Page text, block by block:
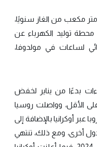
مكعب من الغاز سنويًا،
توليد الكهرباء عن
لساعات في مولدوفا،
بدءًا من يناير لخفض
الأقل، وواصلت روسيا
عبر أوكرانيا بالإضافة إلى
أخرى، ومع ذلك، تنتهي